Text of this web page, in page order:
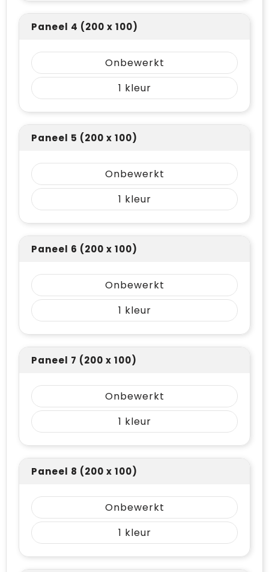
Paneel 4 (200 x 100)
Onbewerkt
1
Paneel 5 (200 x 100)
Onbewerkt
1
Paneel 6 (200 x 100)
Onbewerkt
1
Paneel 7 (200 x 100)
Onbewerkt
1
Paneel 8 (200 x 100)
Onbewerkt
1